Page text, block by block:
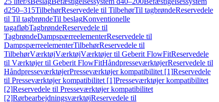
d250–315TilbehørReservedele til TilbehørTil tagbrøndeReservedele
til Til tagbrøndeTil beslagKonventionelle
tagafløbTagbrøndeReservedele til
TagbrøndeDampspærreelementerReservedele til
DampspærreelementerTilbehørReservedele til
TilbehørVærktøjVærktøjVærktøjer til Geberit FlowFitReservedele
til Værktøjer til Geberit FlowFitHåndpresseværktøjerReservedele til
HåndpresseværktøjerPresseværktøjer kompatibilitet [1]Reservedele
til Presseværktøjer kompatibilitet [1]Presseværktøjer kompatibilitet
[2]Reservedele til Presseværktøjer kompatibilitet
[2]RørbearbejdningsværktøjReservedele til